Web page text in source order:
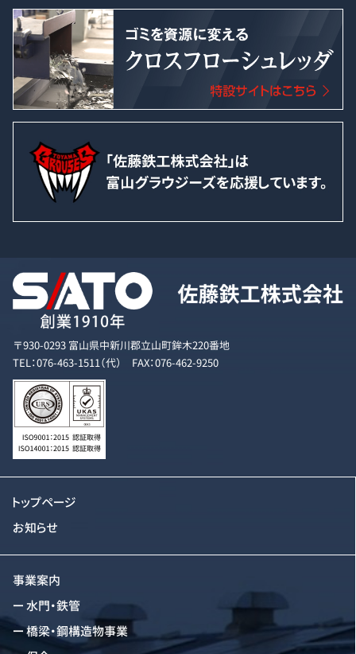
〒930-0293 富山県中新川郡立山町鉾木220番地
TEL：076-463-1511（代） FAX：076-462-9250
トップページ
お知らせ
事業案内
水門・鉄管
橋梁・鋼構造物事業